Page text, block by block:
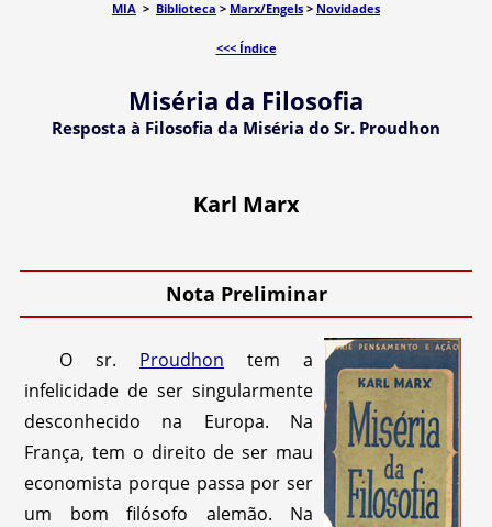
MIA > Biblioteca > Marx/Engels > Novidades
<<< Índice
Miséria da Filosofia
Resposta à Filosofia da Miséria do Sr. Proudhon
Karl Marx
Nota Preliminar
O sr. Proudhon tem a
infelicidade de ser singularmente
desconhecido na Europa. Na
França, tem o direito de ser mau
economista porque passa por ser
um bom filósofo alemão. Na